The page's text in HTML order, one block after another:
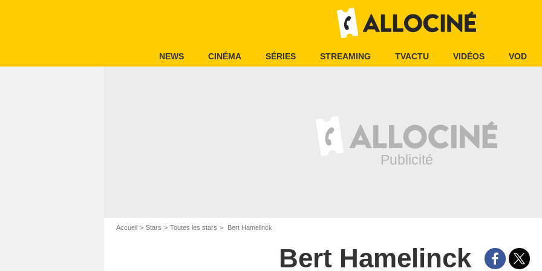
NEWS CINÉMA SÉRIES STREAMING TVACTU VIDÉOS VOD
Accueil Stars Toutes les stars Bert Hamelinck
Bert Hamelinck